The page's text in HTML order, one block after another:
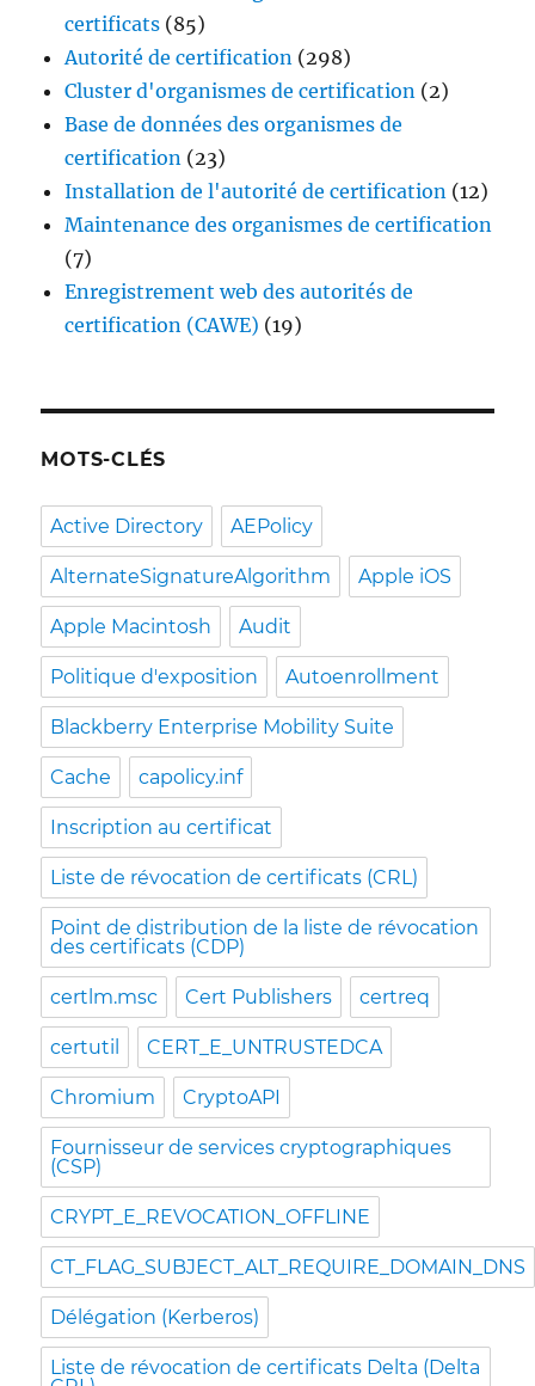
certificats (85)
Autorité de certification (298)
Cluster d'organismes de certification (2)
Base de données des organismes de
certification (23)
Installation de l'autorité de certification (12)
Maintenance des organismes de certification
(7)
Enregistrement web des autorités de
certification (CAWE) (19)
MOTS-CLÉS
Active Directory AEPolicy
AlternateSignatureAlgorithm Apple iOS
Apple Macintosh Audit
Politique d'exposition Autoenrollment
Blackberry Enterprise Mobility Suite
Cache capolicy.inf
Inscription au certificat
Liste de révocation de certificats (CRL)
Point de distribution de la liste de révocation
des certificats (CDP)
certlm.msc Cert Publishers certreq
certutil CERT_E_UNTRUSTEDCA
Chromium CryptoAPI
Fournisseur de services cryptographiques
(CSP)
CRYPT_E_REVOCATION_OFFLINE
CT_FLAG_SUBJECT_ALT_REQUIRE_DOMAIN_DNS
Délégation (Kerberos)
Liste de révocation de certificats Delta (Delta